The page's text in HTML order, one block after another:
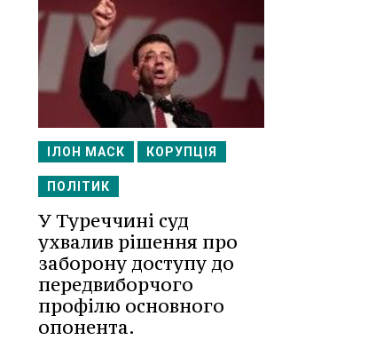
ІЛОН МАСК КОРУПЦІЯ
ПОЛІТИК
У Туреччині суд
ухвалив рішення про
заборону доступу до
передвиборчого
профілю основного
опонента.